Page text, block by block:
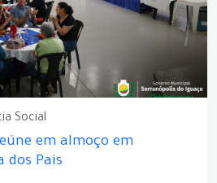
Social
em almoço em
dos Pais